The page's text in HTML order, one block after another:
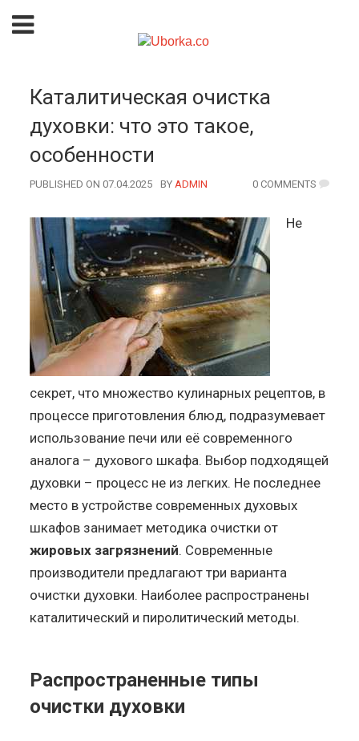
Каталитическая очистка
духовки: что это такое,
особенности
PUBLISHED ON 07.04.2025 BY AUTHOR
ADMIN 0 COMMENTS
Не
секрет, что множество кулинарных рецептов, в
процессе приготовления блюд, подразумевает
использование печи или её современного
аналога – духового шкафа. Выбор подходящей
духовки – процесс не из легких. Не последнее
место в устройстве современных духовых
шкафов занимает методика очистки от
жировых загрязнений. Современные
производители предлагают три варианта
очистки духовки. Наиболее распространены
каталитический и пиролитический методы.
Распространенные типы
очистки духовки